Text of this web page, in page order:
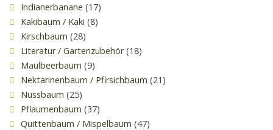
Indianerbanane (17)
Kakibaum / Kaki (8)
Kirschbaum (28)
Literatur / Gartenzubehör (18)
Maulbeerbaum (9)
Nektarinenbaum / Pfirsichbaum (21)
Nussbaum (25)
Pflaumenbaum (37)
Quittenbaum / Mispelbaum (47)